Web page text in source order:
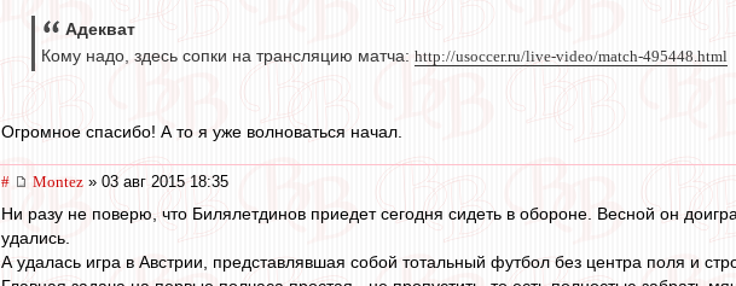
Адекват
Кому надо, здесь сопки на трансляцию матча: http://usoccer.ru/live-video/match-495448.html
Огромное спасибо! А то я уже волноваться начал.
# Montez » 03 авг 2015 18:35
Ни разу не поверю, что Билялетдинов приедет сегодня сидеть в обороне. Весной он
удались.
А удалась игра в Австрии, представлявшая собой тотальный футбол без центра поля и